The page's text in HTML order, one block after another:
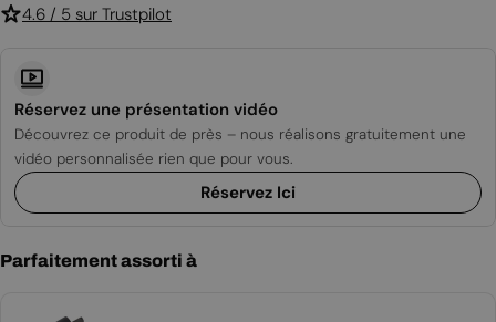
4.6 / 5 sur Trustpilot
Réservez une présentation vidéo
Découvrez ce produit de près – nous réalisons gratuitement une
vidéo personnalisée rien que pour vous.
Réservez Ici
Parfaitement assorti à